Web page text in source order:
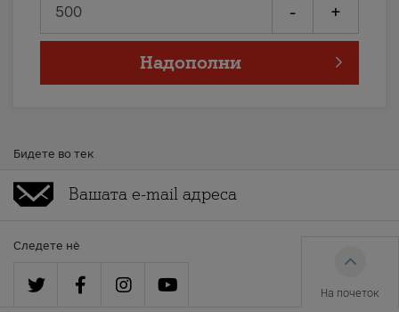
- +
Надополни
Бидете во тек
Следете нè
На почеток